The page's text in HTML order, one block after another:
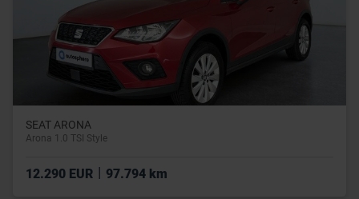
SEAT ARONA
Arona 1.0 TSI Style
12.290 EUR 97.794 km